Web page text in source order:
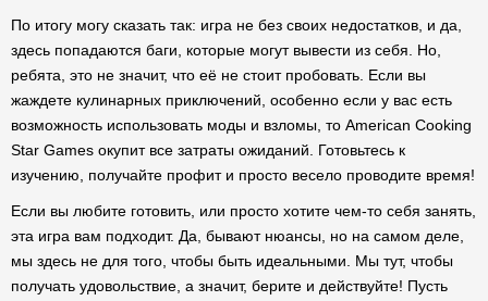
По итогу могу сказать так: игра не без своих недостатков, и да,
здесь попадаются баги, которые могут вывести из себя. Но,
ребята, это не значит, что её не стоит пробовать. Если вы
жаждете кулинарных приключений, особенно если у вас есть
возможность использовать моды и взломы, то American Cooking
Star Games окупит все затраты ожиданий. Готовьтесь к
изучению, получайте профит и просто весело проводите время!
Если вы любите готовить, или просто хотите чем-то себя занять,
эта игра вам подходит. Да, бывают нюансы, но на самом деле,
мы здесь не для того, чтобы быть идеальными. Мы тут, чтобы
получать удовольствие, а значит, берите и действуйте! Пусть